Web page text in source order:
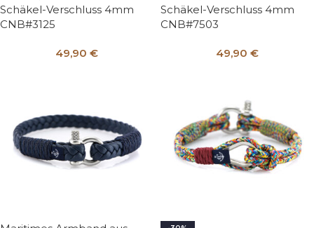
Schäkel-Verschluss 4mm
CNB#3125
49,90 €
Schäkel-Verschluss 4mm
CNB#7503
49,90 €